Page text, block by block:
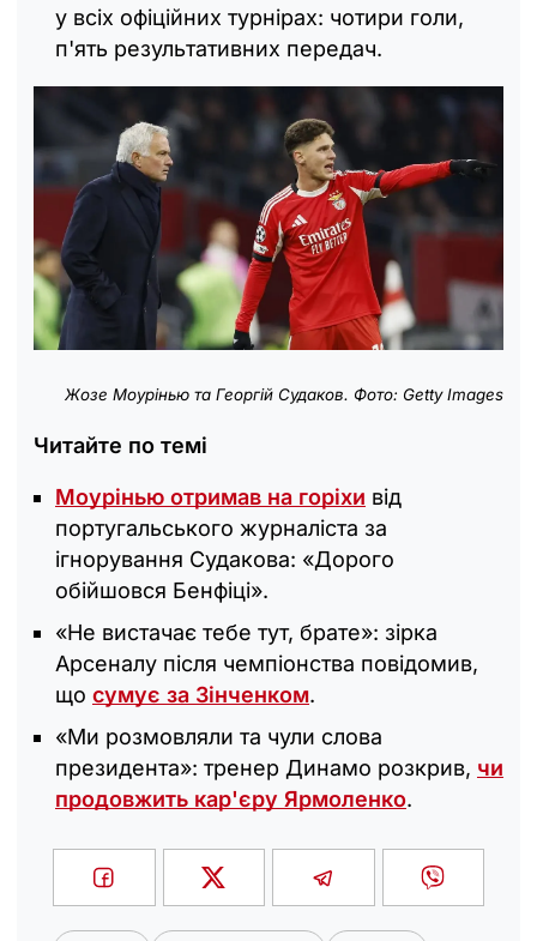
у всіх офіційних турнірах: чотири голи,
п'ять результативних передач.
Жозе Моурінью та Георгій Судаков. Фото: Getty Images
Читайте по темі
Моурінью отримав на горіхи від
португальського журналіста за
ігнорування Судакова: «Дорого
обійшовся Бенфіці».
«Не вистачає тебе тут, брате»: зірка
Арсеналу після чемпіонства повідомив,
що сумує за Зінченком.
«Ми розмовляли та чули слова
президента»: тренер Динамо розкрив, чи
продовжить кар'єру Ярмоленко.